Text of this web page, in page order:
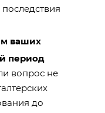
ваших
период
вопрос не
до